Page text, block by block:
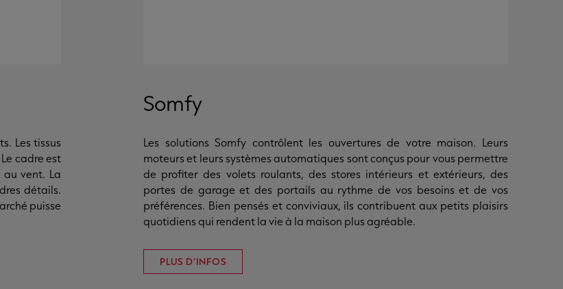
Les tissus
cadre est
vent. La
détails.
puisse
Somfy
Les solutions Somfy contrôlent les ouvertures de votre maison. Leurs
moteurs et leurs systèmes automatiques sont conçus pour vous permettre
de profiter des volets roulants, des stores intérieurs et extérieurs, des
portes de garage et des portails au rythme de vos besoins et de vos
préférences. Bien pensés et conviviaux, ils contribuent aux petits plaisirs
quotidiens qui rendent la vie à la maison plus agréable.
PLUS D'INFOS